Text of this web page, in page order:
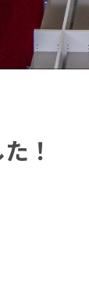
た！